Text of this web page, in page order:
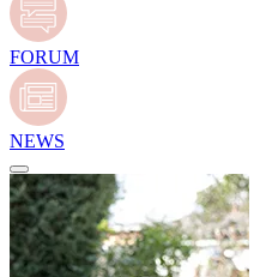
FORUM
NEWS